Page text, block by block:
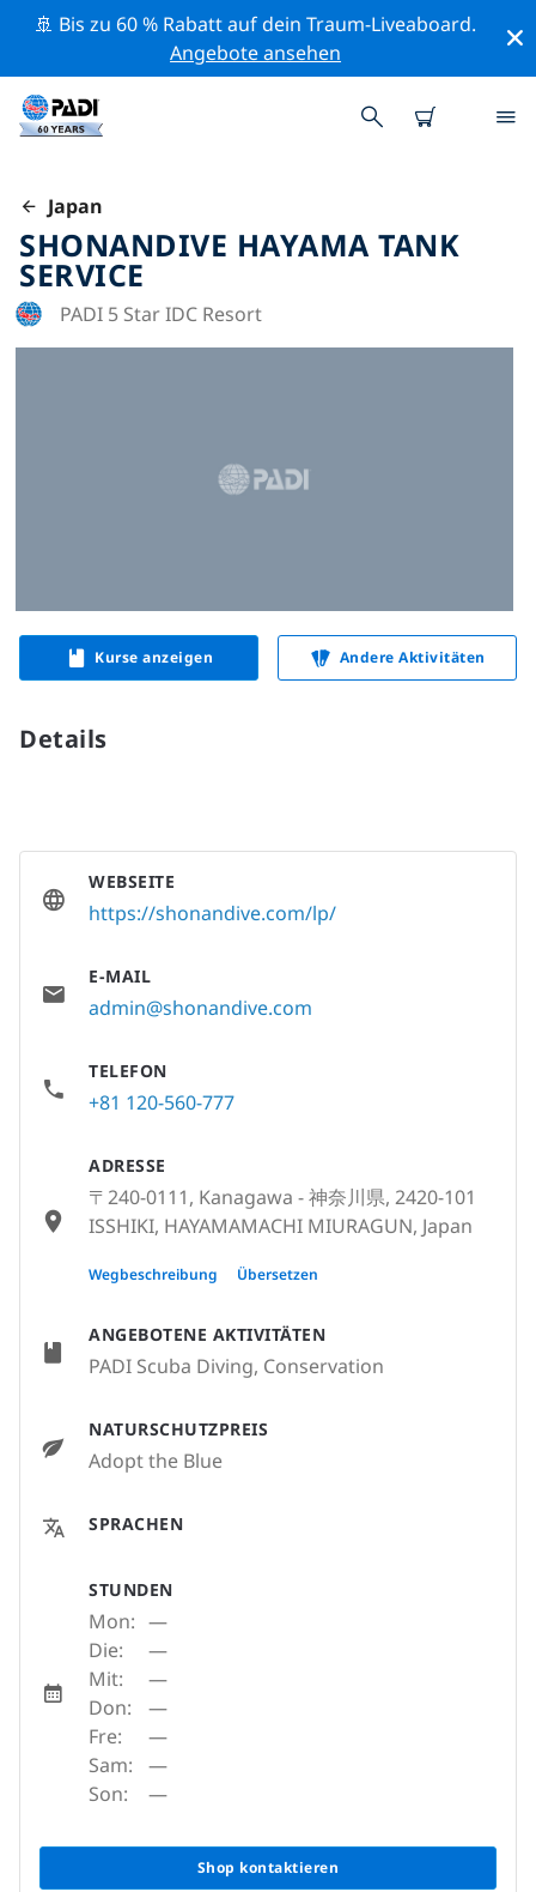
🚢 Bis zu 60 % Rabatt auf dein Traum-Liveaboard.
Angebote ansehen
Japan
SHONANDIVE HAYAMA TANK
SERVICE
PADI 5 Star IDC Resort
Kurse anzeigen Andere Aktivitäten
Details
ANGEBOTENE AKTIVITÄTEN
PADI Scuba Diving, Conservation
NATURSCHUTZPREIS
Adopt the Blue
SPRACHEN
STUNDEN
Mon: —
Die:
—
Mit:
—
Don:
—
Fre:
—
Sam:
—
Son:
—
Shop kontaktieren
WEBSEITE
https://shonandive.com/lp/
E-MAIL
admin@shonandive.com
TELEFON
+81 120-560-777
ADRESSE
〒240-0111, Kanagawa - 神奈川県, 2420-101
ISSHIKI, HAYAMAMACHI MIURAGUN, Japan
〒240-0111, Kanagawa - 神奈川県, 神奈川
Wegbeschreibung Übersetzen